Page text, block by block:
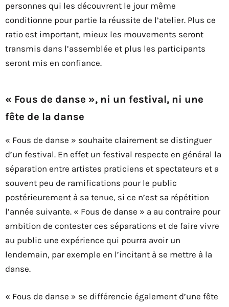
personnes qui les découvrent le jour même
conditionne pour partie la réussite de l’atelier. Plus ce
ratio est important, mieux les mouvements seront
transmis dans l’assemblée et plus les participants
seront mis en confiance.
« Fous de danse », ni un festival, ni une
fête de la danse
« Fous de danse » souhaite clairement se distinguer
d’un festival. En effet un festival respecte en général la
séparation entre artistes praticiens et spectateurs et a
souvent peu de ramifications pour le public
postérieurement à sa tenue, si ce n’est sa répétition
l’année suivante. « Fous de danse » a au contraire pour
ambition de contester ces séparations et de faire vivre
au public une expérience qui pourra avoir un
lendemain, par exemple en l’incitant à se mettre à la
danse.
« Fous de danse » se différencie également d’une fête